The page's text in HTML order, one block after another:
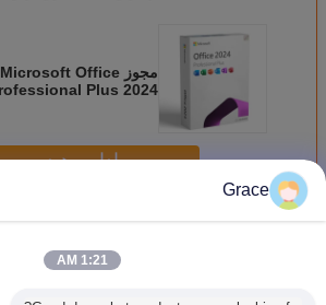
مجوز Microsoft Office
ادامه هید
بیشمایکروسافت آفیس 2024
Grace
1:21 AM